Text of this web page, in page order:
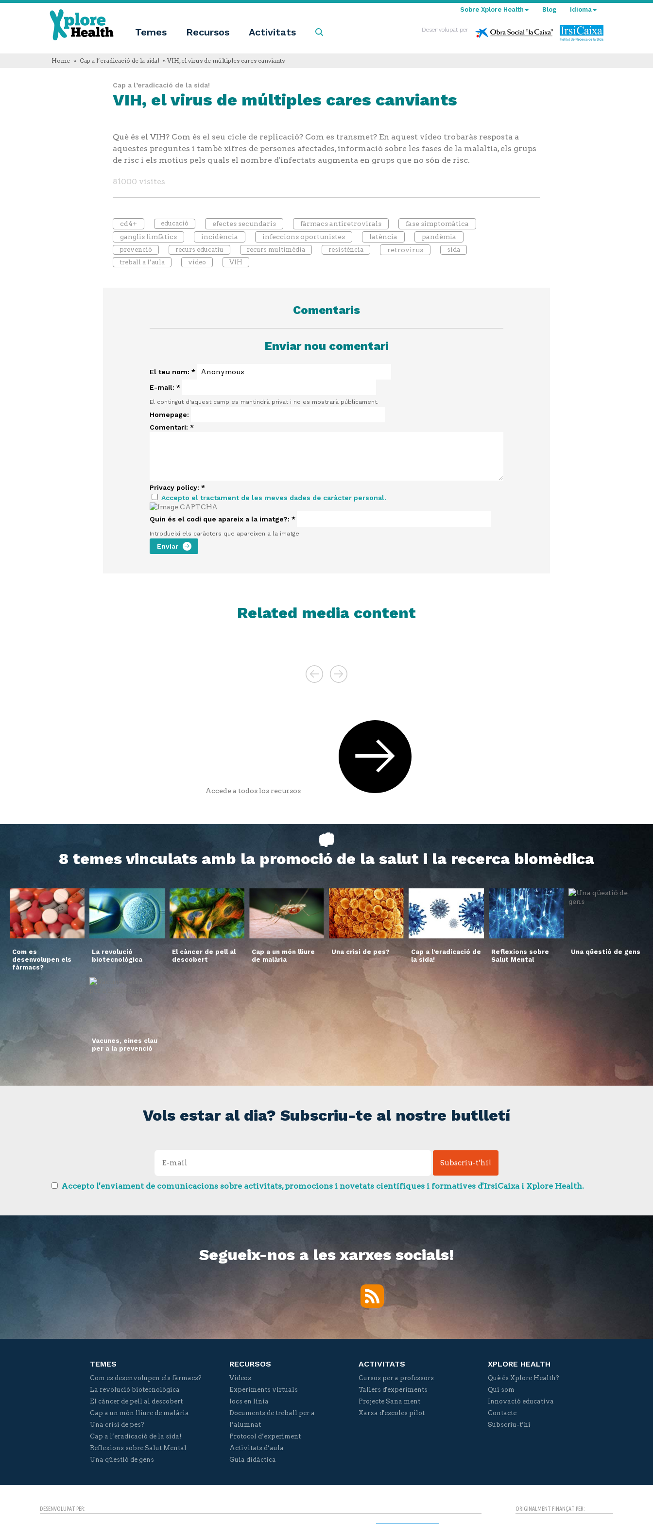
Xplore
Health
Temes Recursos Activitats
Xplore
som
Innovació
educativa
English
Español
Français
Polski
Idioma
Sobre Xplore Health Blog
Desenvolupat per
Home » Cap a l’eradicació de la sida! » VIH, el virus de múltiples cares canviants
Cap a l’eradicació de la sida!
VIH, el virus de múltiples cares canviants
Què és el VIH? Com és el seu cicle de replicació? Com es transmet? En aquest vídeo trobaràs resposta a
aquestes preguntes i també xifres de persones afectades, informació sobre les fases de la malaltia, els grups
de risc i els motius pels quals el nombre d'infectats augmenta en grups que no són de risc.
81000 visites
cd4+ educació efectes secundaris fàrmacs antiretrovirals
fase simptomàtica
ganglis limfàtics
incidència infeccions oportunistes latència pandèmia
prevenció recurs educatiu recurs multimèdia resistència retrovirus
sida
treball a l’aula
vídeo VIH
Comentaris
Enviar nou comentari
El teu nom: *
E-mail: *
El contingut d'aquest camp es mantindrà privat i no es mostrarà públicament.
Homepage:
Comentari: *
Privacy policy: *
Accepto el tractament de les meves dades de caràcter personal.
Quin és el codi que apareix a la imatge?: *
Introdueixi els caràcters que apareixen a la imatge.
Related media content
Accede a todos los recursos
8 temes vinculats amb la promoció de la salut i la recerca biomèdica
Com es
desenvolupen els
fàrmacs?
La revolució
biotecnològica
El càncer de pell al
descobert
Cap a un món lliure
de malària
Una crisi de pes?
Cap a l’eradicació de
la sida!
Reflexions sobre
Salut Mental
Una qüestió de gens
Vacunes, eines clau
per a la prevenció
Vols estar al dia? Subscriu-te al nostre butlletí
Accepto l'enviament de comunicacions sobre activitats, promocions i novetats científiques i formatives d'IrsiCaixa i Xplore Health.
Segueix-nos a les xarxes socials!
RSS
TEMES
Com es desenvolupen els fàrmacs?
La revolució biotecnològica
El càncer de pell al descobert
Cap a un món lliure de malària
Una crisi de pes?
Cap a l’eradicació de la sida!
Reflexions sobre Salut Mental
Una qüestió de gens
RECURSOS
Vídeos
Experiments virtuals
Jocs en línia
Documents de treball per a
l’alumnat
Protocol d’experiment
Activitats d’aula
Guia didàctica
ACTIVITATS
Cursos per a professors
Tallers d'experiments
Projecte Sana ment
Xarxa d'escoles pilot
XPLORE HEALTH
Què és Xplore Health?
Qui som
Innovació educativa
Contacte
Subscriu-t’hi
DESENVOLUPAT PER: ORIGINALMENT FINANÇAT PER: